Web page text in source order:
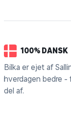
100% DANSK
Bilka er ejet af
hverdagen bedre -
del af.